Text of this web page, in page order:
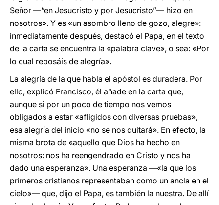
Señor —“en Jesucristo y por Jesucristo”— hizo en
nosotros». Y es «un asombro lleno de gozo, alegre»:
inmediatamente después, destacó el Papa, en el texto
de la carta se encuentra la «palabra clave», o sea: «Por
lo cual rebosáis de alegría».
La alegría de la que habla el apóstol es duradera. Por
ello, explicó Francisco, él añade en la carta que,
aunque si por un poco de tiempo nos vemos
obligados a estar «afligidos con diversas pruebas»,
esa alegría del inicio «no se nos quitará». En efecto, la
misma brota de «aquello que Dios ha hecho en
nosotros: nos ha reengendrado en Cristo y nos ha
dado una esperanza». Una esperanza —«la que los
primeros cristianos representaban como un ancla en el
cielo»— que, dijo el Papa, es también la nuestra. De allí